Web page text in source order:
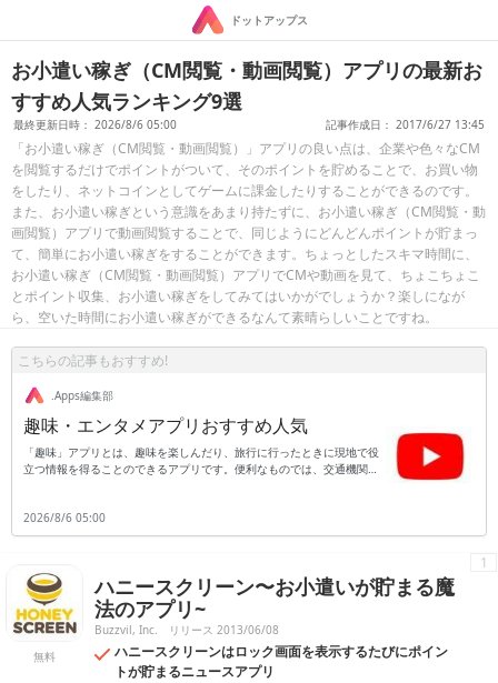
ドットアップス
お小遣い稼ぎ（CM閲覧・動画閲覧）アプリの最新お
すすめ人気ランキング9選
最終更新日時： 2026/8/6 05:00 記事作成日： 2017/6/27 13:45
「お小遣い稼ぎ（CM閲覧・動画閲覧）」アプリの良い点は、企業や色々なCM
を閲覧するだけでポイントがついて、そのポイントを貯めることで、お買い物
をしたり、ネットコインとしてゲームに課金したりすることができるのです。
また、お小遣い稼ぎという意識をあまり持たずに、お小遣い稼ぎ（CM閲覧・動
画閲覧）アプリで動画閲覧することで、同じようにどんどんポイントが貯まっ
て、簡単にお小遣い稼ぎをすることができます。ちょっとしたスキマ時間に、
お小遣い稼ぎ（CM閲覧・動画閲覧）アプリでCMや動画を見て、ちょこちょこ
とポイント収集、お小遣い稼ぎをしてみてはいかがでしょうか？楽しになが
ら、空いた時間にお小遣い稼ぎができるなんて素晴らしいことですね。
こちらの記事もおすすめ!
.Apps編集部
趣味・エンタメアプリおすすめ人気
「趣味」アプリとは、趣味を楽しんだり、旅行に行ったときに現地で役
立つ情報を得ることのできるアプリです。便利なものでは、交通機関の
方法を具体的に知ることができます。さらに、語学の勉強や海外旅行に
役立つのが翻訳アプリです。日本語を入力すると翻訳したい国の言葉に
ムーズだと安心して旅行を続けることができます。趣味でお出かけが多
い人にもおすすめです。
2026/8/6 05:00
無料
ハニースクリーン〜お小遣いが貯まる魔
法のアプリ~
Buzzvil, Inc. リリース 2013/06/08
ハニースクリーンはロック画面を表示するたびにポイン
トが貯まるニュースアプリ
1